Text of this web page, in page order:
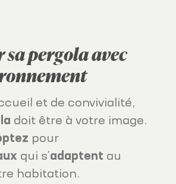
sa pergola avec
et de convivialité,
doit être à votre image.
pour
qui s’adaptent au
habitation.